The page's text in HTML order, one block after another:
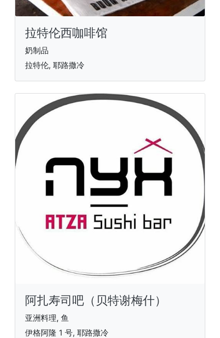
拉特伦西咖啡馆
奶制品
拉特伦, 耶路撒冷
阿扎寿司吧（贝特谢梅什）
亚洲料理, 鱼
伊格阿隆 1 号, 耶路撒冷